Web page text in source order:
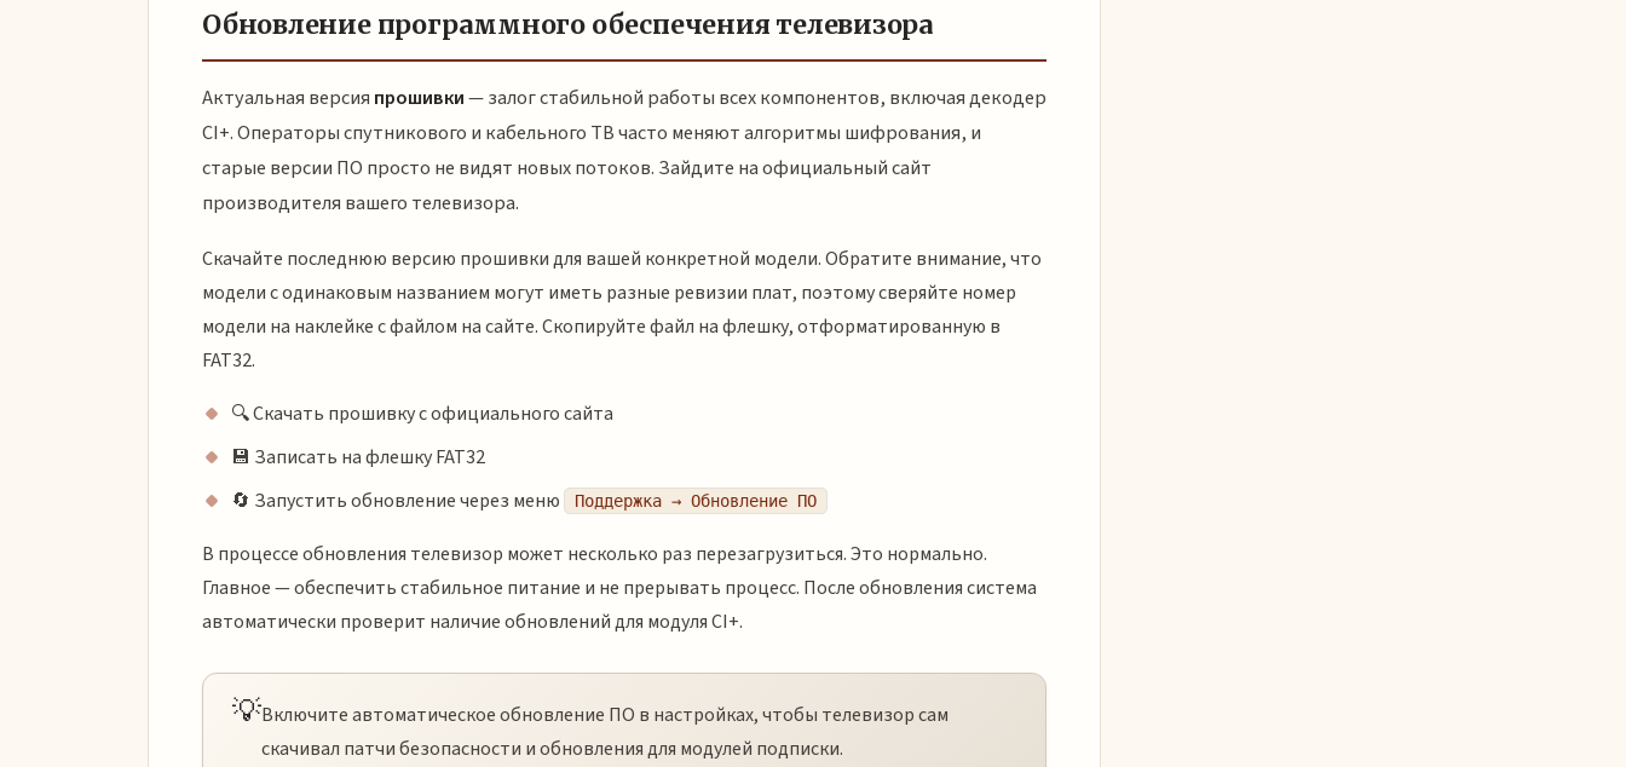
Обновление программного обеспечения телевизора
Актуальная версия прошивки— залог стабильной работы всех компонентов, включая декодер
CI+. Операторы спутникового и кабельного ТВ часто меняют алгоритмы шифрования, и
старые версии ПО просто не видят новых потоков. Зайдите на официальный сайт
производителя вашего телевизора.
Скачайте последнюю версию прошивки для вашей конкретной модели. Обратите внимание, что
модели с одинаковым названием могут иметь разные ревизии плат, поэтому сверяйте номер
модели на наклейке с файлом на сайте. Скопируйте файл на флешку, отформатированную в
FAT32.
🔍 Скачать прошивку с официального сайта
💾 Записать на флешку FAT32
🔄 Запустить обновление через меню
Поддержка → Обновление ПО
В процессе обновления телевизор может несколько раз перезагрузиться. Это нормально.
Главное — обеспечить стабильное питание и не прерывать процесс. После обновления система
автоматически проверит наличие обновлений для модуля CI+.
💡Включите автоматическое обновление ПО в настройках, чтобы телевизор сам
скачивал патчи безопасности и обновления для модулей подписки.